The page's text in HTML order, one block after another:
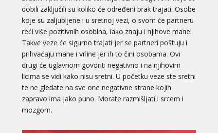
dobili zaključili su koliko će određeni brak trajati. Osobe
koje su zaljubljene i u sretnoj vezi, o svom će partneru
reći više pozitivnih osobina, iako znaju i njihove mane.
Takve veze će sigurno trajati jer se partneri poštuju i
prihvaćaju mane i vrline jer ih to čini osobama. Ovi
drugi će uglavnom govoriti negativno i na njihovim
licima se vidi kako nisu sretni. U početku veze ste sretni
te ne gledate na sve one negativne strane kojih
zapravo ima jako puno. Morate razmišljati i srcem i
mozgom.